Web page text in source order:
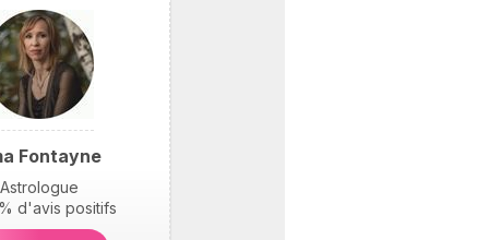
Fontayne
Astrologue
d'avis positifs